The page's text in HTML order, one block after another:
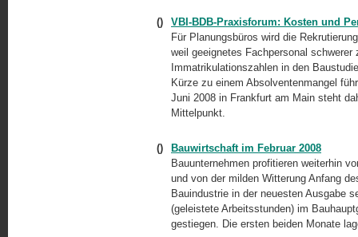
()
VBI-BDB-Praxisforum: Kosten und
Für Planungsbüros wird die
weil geeignetes Fachpersonal
Immatrikulationszahlen in den
Kürze zu einem Absolventenmangel
Juni 2008 in Frankfurt am Main steht
Mittelpunkt.
()
Bauwirtschaft im Februar 2008
Bauunternehmen profitieren weiterhin
und von der milden Witterung Anfang
Bauindustrie in der neuesten Ausgabe
(geleistete Arbeitsstunden) im
gestiegen. Die ersten beiden Monate